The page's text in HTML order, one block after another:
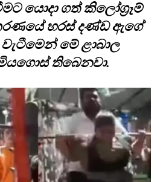
යොදා ගත් කිලෝග්‍රෑම්
හරස් දණ්ඩ ඇගේ
මේ ළාබාල
තිබෙනවා.